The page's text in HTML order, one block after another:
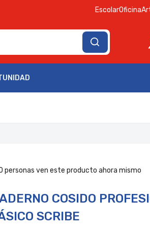
EscolarOficina
personas ven este producto ahora mismo
COSIDO
SCRIBE